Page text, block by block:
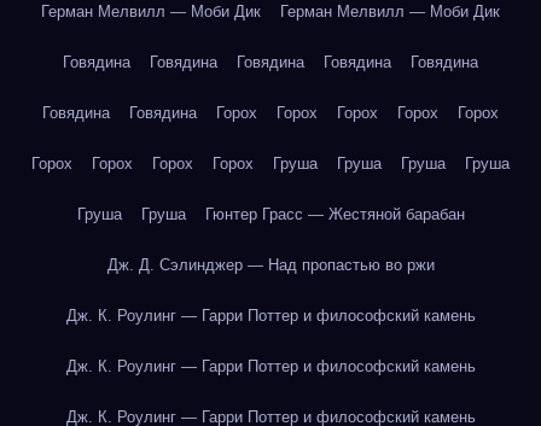
Герман Мелвилл — Моби Дик Герман Мелвилл — Моби Дик
Говядина Говядина Говядина Говядина Говядина
Говядина Говядина Горох Горох Горох Горох Горох
Горох Горох Горох Горох Груша Груша Груша Груша
Груша Груша Гюнтер Грасс — Жестяной барабан
Дж. Д. Сэлинджер — Над пропастью во ржи
Дж. К. Роулинг — Гарри Поттер и философский камень
Дж. К. Роулинг — Гарри Поттер и философский камень
Дж. К. Роулинг — Гарри Поттер и философский камень